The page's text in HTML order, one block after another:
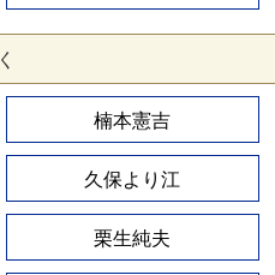
く
楠本憲吉
久保より江
栗生純夫